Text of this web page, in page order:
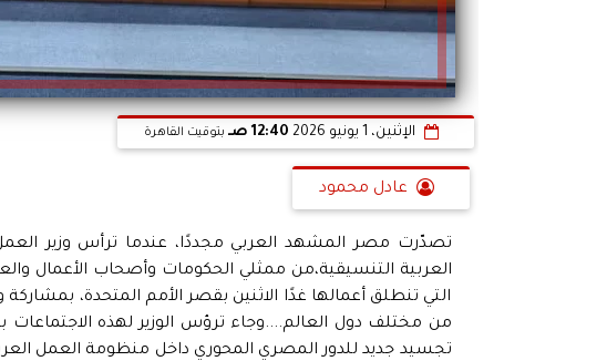
الإثنين، 1 يونيو 2026 12:40 صـ بتوقيت القاهرة
عادل محمود
تصدّرت مصر المشهد العربي مجددًا، عندما ترأس وزير
التي تنطلق أعمالها غدًا الاثنين بقصر الأمم المتحدة،
من مختلف دول العالم....وجاء ترؤس الوزير لهذه
تجسيد جديد للدور المصري المحوري داخل منظومة العمل